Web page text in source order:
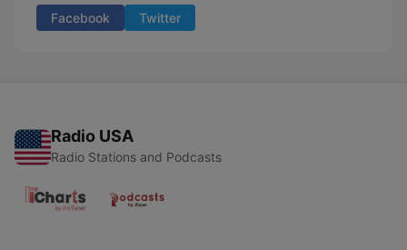
Facebook Twitter
Radio USA
Radio Stations and Podcasts